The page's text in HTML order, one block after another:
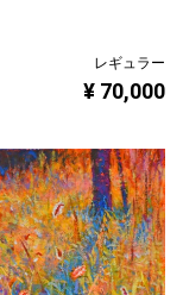
レギュラー
¥ 70,000